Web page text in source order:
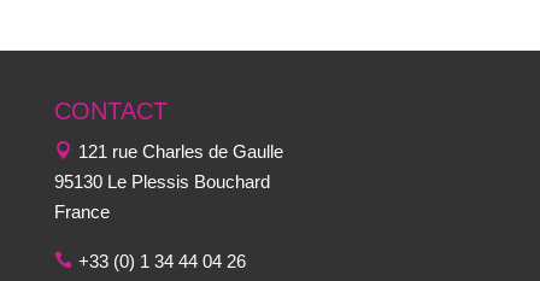
CONTACT
121 rue Charles de Gaulle
95130 Le Plessis Bouchard
France
+33 (0) 1 34 44 04 26